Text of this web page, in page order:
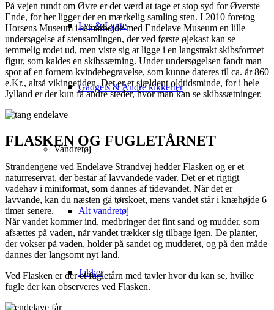
Lys & Lygte
Gadgets & Andre kikkerter
Vandretøj
Alt vandretøj
Jakker
På vejen rundt om Øvre er det værd at tage et stop syd for Øverste
Ende, for her ligger der en mærkelig samling sten. I 2010 foretog
Horsens Museum i samarbejde med Endelave Museum en lille
undersøgelse af stensamlingen, der ved første øjekast kan se
temmelig rodet ud, men viste sig at ligge i en langstrakt skibsformet
figur, som kaldes en skibssætning. Under undersøgelsen fandt man
spor af en fornem kvindebegravelse, som kunne dateres til ca. år 860
e.Kr., altså vikingetiden. Det er et sjældent oldtidsminde, for i hele
Jylland er der kun få andre steder, hvor man kan se skibssætninger.
FLASKEN OG FUGLETÅRNET
Strandengene ved Endelave Strandvej hedder Flasken og er et
naturreservat, der består af lavvandede vader. Det er et rigtigt
vadehav i miniformat, som dannes af tidevandet. Når det er
lavvande, kan du næsten gå tørskoet, mens vandet står i knæhøjde 6
timer senere.
Når vandet kommer ind, medbringer det fint sand og mudder, som
afsættes på vaden, når vandet trækker sig tilbage igen. De planter,
der vokser på vaden, holder på sandet og mudderet, og på den måde
dannes der langsomt nyt land.
Ved Flasken er der et fugletårn med tavler hvor du kan se, hvilke
fugle der kan observeres ved Flasken.